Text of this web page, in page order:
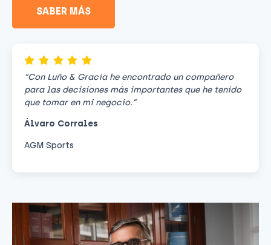
SABER MÁS
“Con Luño & Gracia he encontrado un compañero
para las decisiones más importantes que he tenido
que tomar en mi negocio.”
Álvaro Corrales
AGM Sports